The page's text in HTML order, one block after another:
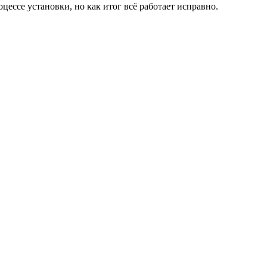
установки, но как итог всё работает исправно.